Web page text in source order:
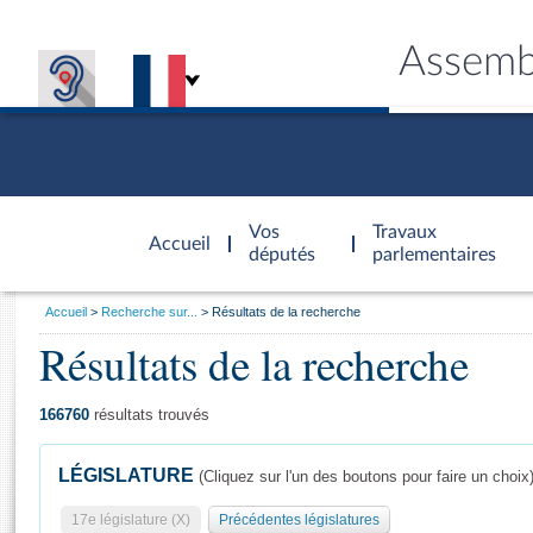
Accueil
d'accueil
Vos
députés
Travaux
parlementaires
Général
Vous
Accueil Recherche sur... Résultats de la recherche
Résultats de la recherche
166760 résultats trouvés
LÉGISLATURE (Cliquez sur l'un des boutons pour faire un choix)
17e législature (X) Précédentes législatures